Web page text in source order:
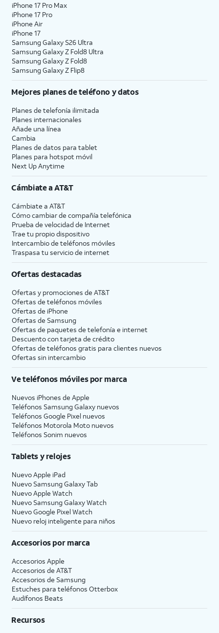
iPhone 17 Pro Max
iPhone 17 Pro
iPhone Air
iPhone 17
Samsung Galaxy S26 Ultra
Samsung Galaxy Z Fold8 Ultra
Samsung Galaxy Z Fold8
Samsung Galaxy Z Flip8
Mejores planes de teléfono y datos
Planes de telefonía ilimitada
Planes internacionales
Añade una línea
Cambia
Planes de datos para tablet
Planes para hotspot móvil
Next Up Anytime
Cámbiate aAT&T
Cámbiate a AT&T
Cómo cambiar de compañía telefónica
Prueba de velocidad de Internet
Trae tu propio dispositivo
Intercambio de teléfonos móviles
Traspasa tu servicio de internet
Ofertas destacadas
Ofertas y promociones de AT&T
Ofertas de teléfonos móviles
Ofertas de iPhone
Ofertas de Samsung
Ofertas de paquetes de telefonía e internet
Descuento con tarjeta de crédito
Ofertas de teléfonos gratis para clientes nuevos
Ofertas sin intercambio
Ve teléfonos móviles por marca
Nuevos iPhones de Apple
Teléfonos Samsung Galaxy nuevos
Teléfonos Google Pixel nuevos
Teléfonos Motorola Moto nuevos
Teléfonos Sonim nuevos
Tablets y relojes
Nuevo Apple iPad
Nuevo Samsung Galaxy Tab
Nuevo Apple Watch
Nuevo Samsung Galaxy Watch
Nuevo Google Pixel Watch
Nuevo reloj inteligente para niños
Accesorios por marca
Accesorios Apple
Accesorios de AT&T
Accesorios de Samsung
Estuches para teléfonos Otterbox
Audífonos Beats
Recursos